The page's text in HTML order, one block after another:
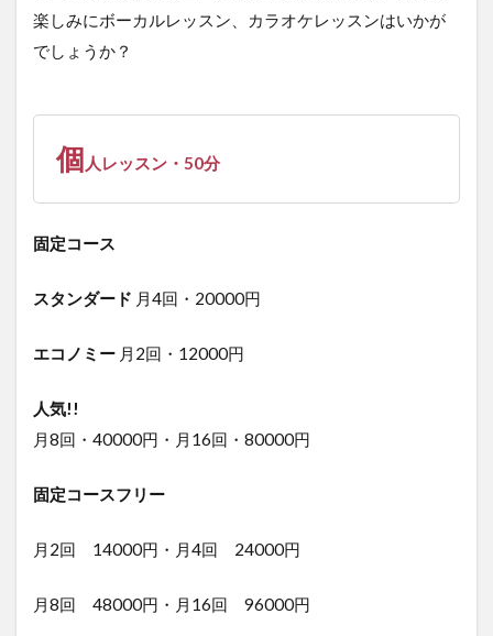
楽しみにボーカルレッスン、カラオケレッスンはいかが
でしょうか？
個 人レッスン・50分
固定コース
スタンダード 月4回・20000円
エコノミー 月2回・12000円
人気!!
月8回・40000円・月16回・80000円
固定コースフリー
月2回 14000円・月4回 24000円
月8回 48000円・月16回 96000円